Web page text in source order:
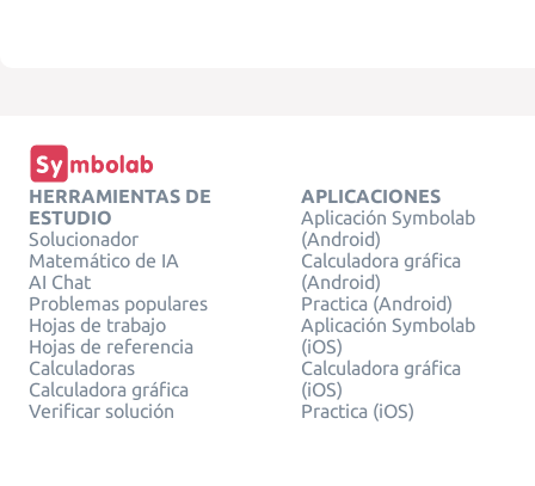
HERRAMIENTAS DE
ESTUDIO
Solucionador
Matemático de IA
AI Chat
Problemas populares
Hojas de trabajo
Hojas de referencia
Calculadoras
Calculadora gráfica
Verificar solución
APLICACIONES
Aplicación Symbolab
(Android)
Calculadora gráfica
(Android)
Practica (Android)
Aplicación Symbolab
(iOS)
Calculadora gráfica
(iOS)
Practica (iOS)